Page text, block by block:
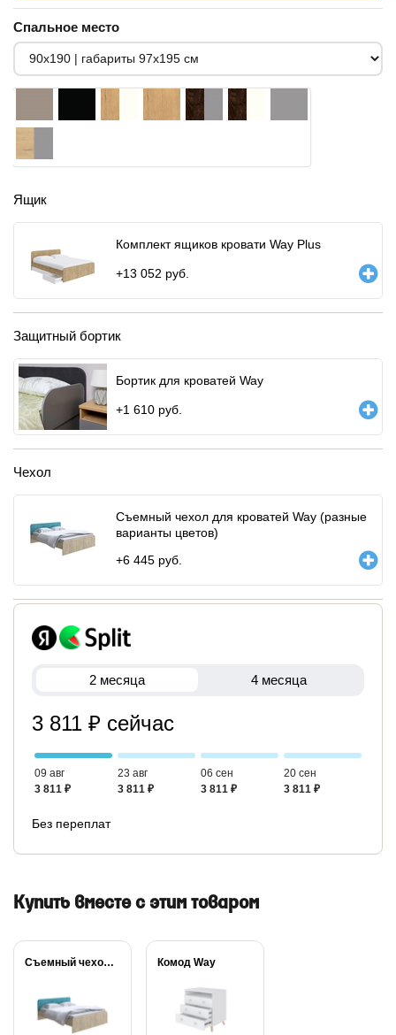
Спальное место
Ящик
Комплект ящиков кровати Way Plus
+13 052 руб.
Защитный бортик
Бортик для кроватей Way
+1 610 руб.
Чехол
Съемный чехол для кроватей Way (разные
варианты цветов)
+6 445 руб.
2 месяца 4 месяца
3 811 ₽ сейчас
09 авг
3 811 ₽
23 авг
3 811 ₽
06 сен
3 811 ₽
20 сен
3 811 ₽
Без переплат
Купить вместе с этим товаром
Съемный чехол для... Комод Way